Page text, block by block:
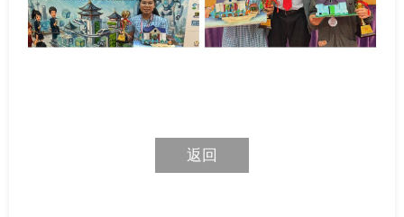
返回